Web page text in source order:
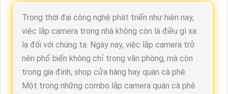
Trong thời đại công nghệ phát triển như hiện nay,
việc lắp camera trong nhà không còn là điều gì xa
lạ đối với chúng ta. Ngày nay, việc lắp camera trở
nên phổ biến không chỉ trong văn phòng, mà còn
trong gia đình, shop cửa hàng hay quán cà phê.
Một trong những combo lắp camera quán cà phê